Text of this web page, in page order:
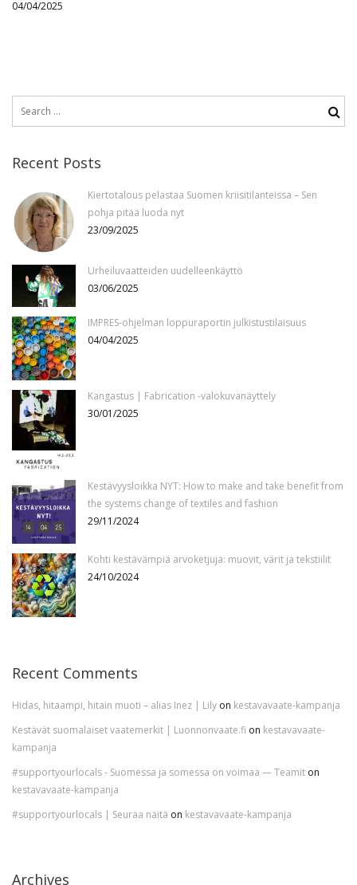
04/04/2025
Search
Recent Posts
Kiertotalous pelastaa Suomen kriisitilanteissa – Sen
pohja pitää luoda nyt
23/09/2025
Urheiluvaatteiden uudelleenkäyttö
03/06/2025
IMPRES-ohjelman loppuraportin julkistustilaisuus
04/04/2025
Kangastus | Fabrication -valokuvanäyttely
30/01/2025
Kestävyysloikka NYT: How to make and take benefit from
the systems change of textiles and fashion
29/11/2024
Kohti kestävämpiä arvoketjuja: muovit, värit ja tekstiilit
24/10/2024
Recent Comments
Hidas, hitaampi, hitain muoti – alias Inez | Lily on kestavavaate-kampanja
Kestävät suomalaiset vaatemerkit | Luonnonvaate.fi on kestavavaate-
kampanja
#supportyourlocals - Suomessa ja somessa on voimaa — Teamit on
kestavavaate-kampanja
#supportyourlocals | Seuraa näitä on kestavavaate-kampanja
Archives